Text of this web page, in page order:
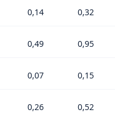
0,14 0,32
0,49 0,95
0,07 0,15
0,26 0,52